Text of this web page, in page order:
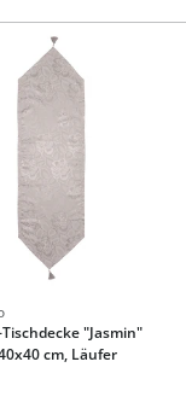
"Jasmin"
cm, Läufer